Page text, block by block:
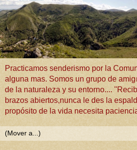
Practicamos senderismo por la
alguna mas. Somos un grupo de
de la naturaleza y su entorno....
brazos abiertos,nunca le des la
propósito de la vida necesita